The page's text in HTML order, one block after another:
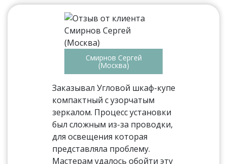
Смирнов Сергей
(Москва)
Заказывал Угловой шкаф-купе
компактный с узорчатым
зеркалом. Процесс установки
был сложным из-за проводки,
для освещения которая
представляла проблему.
Мастерам удалось обойти эту